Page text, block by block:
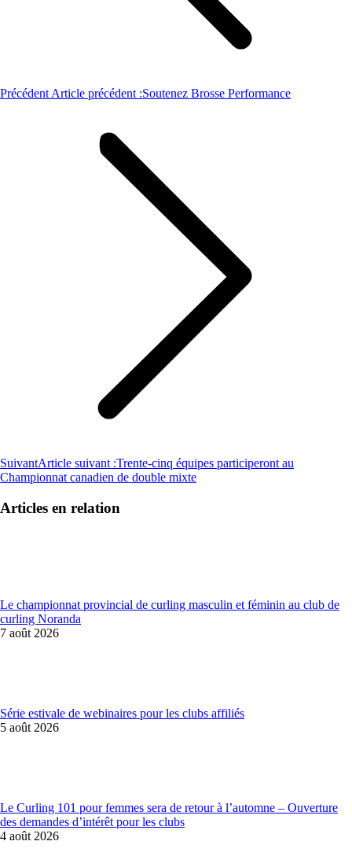
Précédent Article précédent :Soutenez Brosse Performance
SuivantArticle suivant :Trente-cinq équipes participeront au
Championnat canadien de double mixte
Articles en relation
Le championnat provincial de curling masculin et féminin au club de
curling Noranda
7 août 2026
Série estivale de webinaires pour les clubs affiliés
5 août 2026
Le Curling 101 pour femmes sera de retour à l’automne – Ouverture
des demandes d’intérêt pour les clubs
4 août 2026